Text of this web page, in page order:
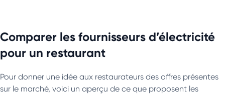
Comparer les fournisseurs d’électricité
pour un restaurant
Pour donner une idée aux restaurateurs des offres présentes
sur le marché, voici un aperçu de ce que proposent les